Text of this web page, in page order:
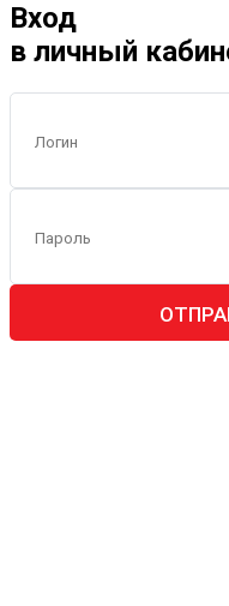
Вход
в личный